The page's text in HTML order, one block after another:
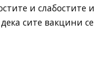
и слабостите и
сите вакцини се